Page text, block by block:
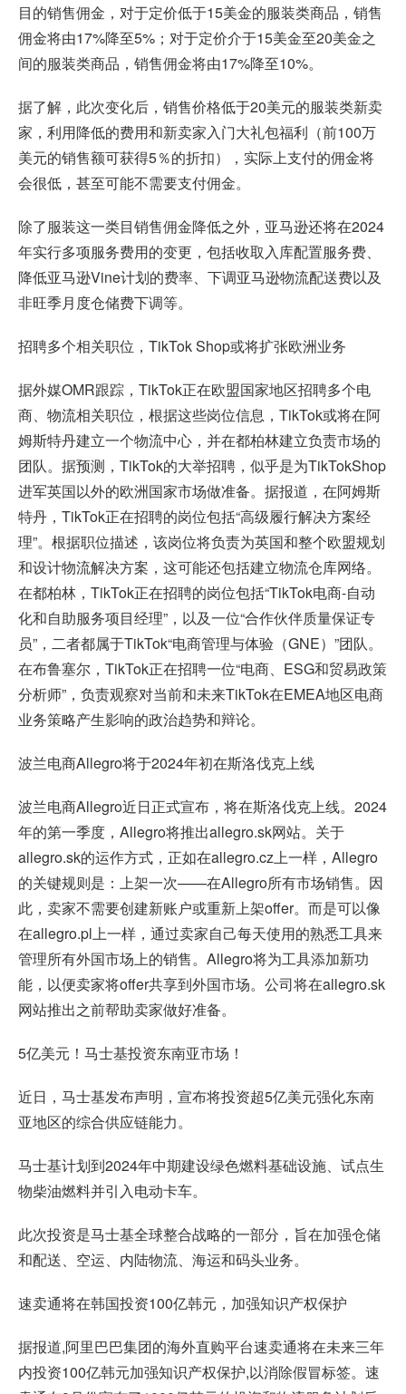
目的销售佣金，对于定价低于15美金的服装类商品，销售
佣金将由17%降至5%；对于定价介于15美金至20美金之
间的服装类商品，销售佣金将由17%降至10%。
据了解，此次变化后，销售价格低于20美元的服装类新卖
家，利用降低的费用和新卖家入门大礼包福利（前100万
美元的销售额可获得5％的折扣），实际上支付的佣金将
会很低，甚至可能不需要支付佣金。
除了服装这一类目销售佣金降低之外，亚马逊还将在2024
年实行多项服务费用的变更，包括收取入库配置服务费、
降低亚马逊Vine计划的费率、下调亚马逊物流配送费以及
非旺季月度仓储费下调等。
招聘多个相关职位，TikTok Shop或将扩张欧洲业务
据外媒OMR跟踪，TikTok正在欧盟国家地区招聘多个电
商、物流相关职位，根据这些岗位信息，TikTok或将在阿
姆斯特丹建立一个物流中心，并在都柏林建立负责市场的
团队。据预测，TikTok的大举招聘，似乎是为TikTokShop
进军英国以外的欧洲国家市场做准备。据报道，在阿姆斯
特丹，TikTok正在招聘的岗位包括“高级履行解决方案经
理”。根据职位描述，该岗位将负责为英国和整个欧盟规划
和设计物流解决方案，这可能还包括建立物流仓库网络。
在都柏林，TikTok正在招聘的岗位包括“TikTok电商-自动
化和自助服务项目经理”，以及一位“合作伙伴质量保证专
员”，二者都属于TikTok“电商管理与体验（GNE）”团队。
在布鲁塞尔，TikTok正在招聘一位“电商、ESG和贸易政策
分析师”，负责观察对当前和未来TikTok在EMEA地区电商
业务策略产生影响的政治趋势和辩论。
波兰电商Allegro将于2024年初在斯洛伐克上线
波兰电商Allegro近日正式宣布，将在斯洛伐克上线。2024
年的第一季度，Allegro将推出allegro.sk网站。关于
allegro.sk的运作方式，正如在allegro.cz上一样，Allegro
的关键规则是：上架一次——在Allegro所有市场销售。因
此，卖家不需要创建新账户或重新上架offer。而是可以像
在allegro.pl上一样，通过卖家自己每天使用的熟悉工具来
管理所有外国市场上的销售。Allegro将为工具添加新功
能，以便卖家将offer共享到外国市场。公司将在allegro.sk
网站推出之前帮助卖家做好准备。
5亿美元！马士基投资东南亚市场！
近日，马士基发布声明，宣布将投资超5亿美元强化东南
亚地区的综合供应链能力。
马士基计划到2024年中期建设绿色燃料基础设施、试点生
物柴油燃料并引入电动卡车。
此次投资是马士基全球整合战略的一部分，旨在加强仓储
和配送、空运、内陆物流、海运和码头业务。
速卖通将在韩国投资100亿韩元，加强知识产权保护
据报道,阿里巴巴集团的海外直购平台速卖通将在未来三年
内投资100亿韩元加强知识产权保护,以消除假冒标签。速